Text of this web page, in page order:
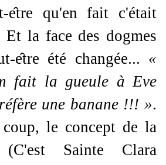
etre qu'en fait c'était
Et la face des dogmes
etre été changée... «
fait la gueule à Eve
une banane !!! ».
le concept de la
Sainte Clara